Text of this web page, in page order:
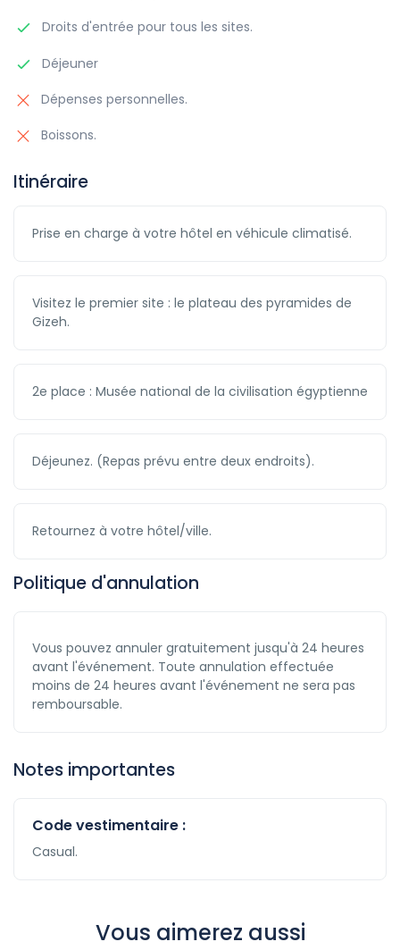
Droits d'entrée pour tous les sites.
Déjeuner
Dépenses personnelles.
Boissons.
Itinéraire
Prise en charge à votre hôtel en véhicule climatisé.
Visitez le premier site : le plateau des pyramides de
Gizeh.
2e place : Musée national de la civilisation égyptienne
Déjeunez. (Repas prévu entre deux endroits).
Retournez à votre hôtel/ville.
Politique d'annulation
Vous pouvez annuler gratuitement jusqu'à 24 heures
avant l'événement. Toute annulation effectuée
moins de 24 heures avant l'événement ne sera pas
remboursable.
Notes importantes
Code vestimentaire :
Casual.
Vous aimerez aussi